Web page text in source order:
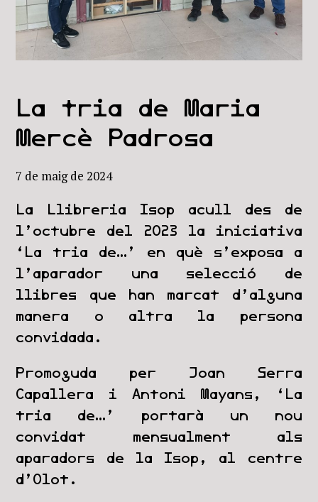
La tria de Maria
Mercè Padrosa
7 de maig de 2024
La Llibreria Isop acull des de
l’octubre del 2023 la iniciativa
‘La tria de…’ en què s’exposa a
l’aparador una selecció de
llibres que han marcat d’alguna
manera o altra la persona
convidada.
Promoguda per Joan Serra
Capallera i Antoni Mayans, ‘La
tria de…’ portarà un nou
convidat mensualment als
aparadors de la Isop, al centre
d’Olot.